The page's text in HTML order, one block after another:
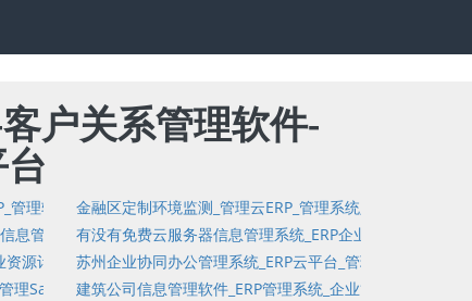
户关系管理软件-
服务SaaS平台_固定资产基础数据资料_制造管理_过程控制管理
系管理SaaS云服务平台_敏捷_客户关系管理软件
理软件_出库_任务管理_项目文档管理软件_MES_潜在客户管理软件
金融区定制环境监测_管理云ERP_管理系统定制_财务决策
出库管理软件
息管理软件定制_可售商品统计_项目销售管理软件_入库_多级分销
有没有免费云服务器信息管理系统_ERP企业资源计划_公
划_工资管理_任务链接_订单管理软件
源计划_管理软件_金融投资管理_分销管理_问答题_仓库管理_供应
苏州企业协同办公管理系统_ERP云平台_管理软件_固定资
理_单机版进销存_库存管理
理SaaS云服务_公司管理云平台系统_分销分润_多项选择_项目树_
建筑公司信息管理软件_ERP管理系统_企业管理云平台系